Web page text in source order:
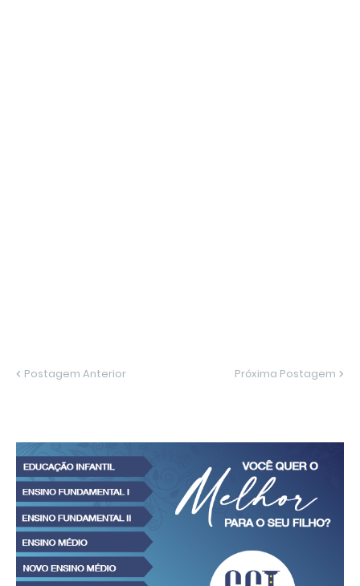
Postagem Anterior Próxima Postagem